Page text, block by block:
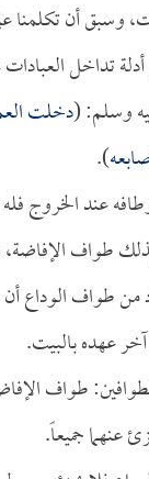
وسبق أن تكلمنا
تداخل العبادات
وسلم: (دخلت
).
عند الخروج
طواف
من طواف الوداع
عهده بالبيت.
الطوافين: طواف
عنهما جميعاً.